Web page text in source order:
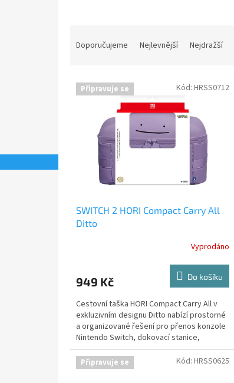
n
Doporučujeme Nejlevnější Nejdražší
V Připravuje se
SWITCH 2 HORI Compact Carry All
Ditto
Vyprodáno
949 Kč Do košíku
Cestovní taška HORI Compact Carry All v
exkluzivním designu Ditto nabízí prostorné
a organizované řešení pro přenos konzole
Nintendo Switch, dokovací stanice,
ovladačů a veškerého příslušenství.
Oficiálně licencováno společností Nintendo
a The Pokémon Company.
Kód: HRSS0712
Připravuje se Kód: HRSS0625